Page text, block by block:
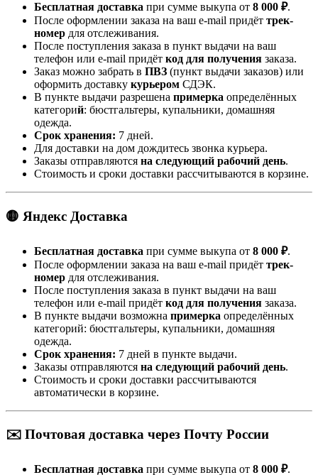
Бесплатная доставка при сумме выкупа от 8 000 ₽.
После оформлении заказа на ваш e-mail придёт трек-
номер для отслеживания.
После поступления заказа в пункт выдачи на ваш
телефон или e-mail придёт код для получения заказа.
Заказ можно забрать в ПВЗ (пункт выдачи заказов) или
оформить доставку курьером СДЭК.
В пункте выдачи разрешена примерка определённых
категорий: бюстгальтеры, купальники, домашняя
одежда.
Срок хранения: 7 дней.
Для доставки на дом дождитесь звонка курьера.
Заказы отправляются на следующий рабочий день.
Стоимость и сроки доставки рассчитываются в корзине.
🟡 Яндекс Доставка
Бесплатная доставка при сумме выкупа от 8 000 ₽.
После оформлении заказа на ваш e-mail придёт трек-
номер для отслеживания.
После поступления заказа в пункт выдачи на ваш
телефон или e-mail придёт код для получения заказа.
В пункте выдачи возможна примерка определённых
категорий: бюстгальтеры, купальники, домашняя
одежда.
Срок хранения: 7 дней в пункте выдачи.
Заказы отправляются на следующий рабочий день.
Стоимость и сроки доставки рассчитываются
автоматически в корзине.
✉️ Почтовая доставка через Почту России
Бесплатная доставка при сумме выкупа от 8 000 ₽.